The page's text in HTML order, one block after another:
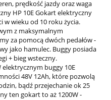
prędkość jazdy oraz waga
HP 10E Gokart elektryczny
w wieku od 10 roku życia.
z maksymalnym
za pomocą dwóch pedałów -
jako hamulec. Buggy posiada
+ bieg wsteczny.
buggy 10E
48V 12Ah, które pozwolą
bądź przejechanie ok 25
ten gokart to aż 1200W -